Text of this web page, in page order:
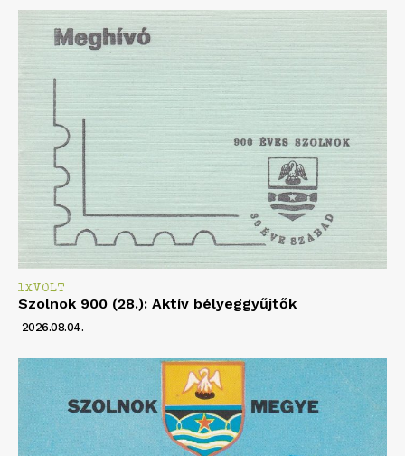
1XVOLT
Szolnok 900 (28.): Aktív bélyeggyűjtők
2026.08.04.